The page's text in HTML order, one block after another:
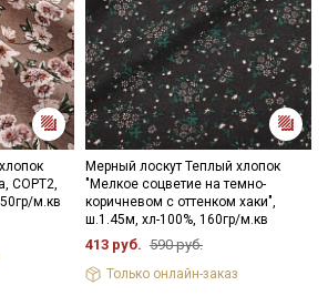
СОРТ2,
м.кв
Мерный лоскут Теплый хлопок
"Мелкое соцветие на темно-
коричневом с оттенком хаки",
ш.1.45м, хл-100%, 160гр/м.кв
413 руб. 590 руб.
Только онлайн-заказ
Подписаться
Политикой обработки персональных
на обработку персональных
получение рекламных и
рассылок